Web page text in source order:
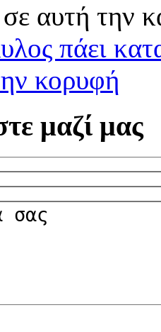
αυτή την
πάει
κορυφή
μαζί μας